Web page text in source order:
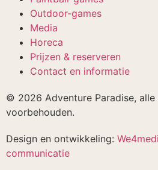
Outdoor-games
Media
Horeca
Prijzen & reserveren
Contact en informatie
© 2026 Adventure Paradise, alle
voorbehouden.
Design en ontwikkeling:
communicatie